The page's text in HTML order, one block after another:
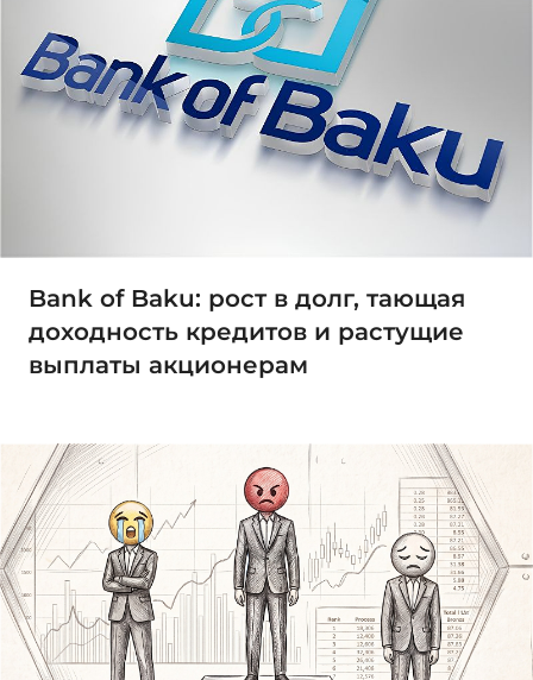
Bank of Baku: рост в долг, тающая
доходность кредитов и растущие
выплаты акционерам